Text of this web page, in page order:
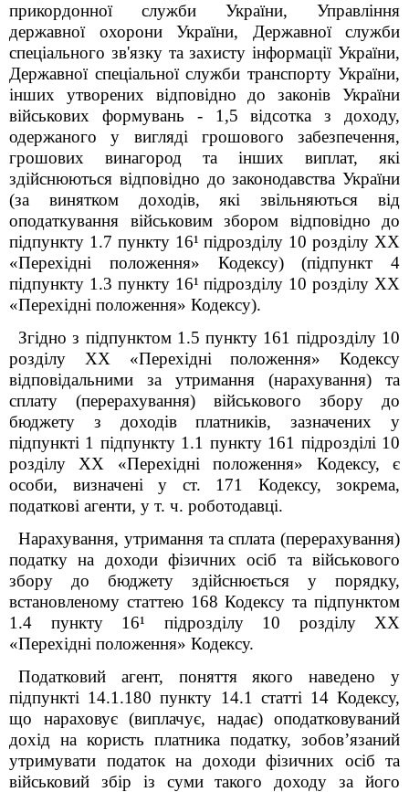
прикордонної служби України, Управління
державної охорони України, Державної служби
спеціального зв'язку та захисту інформації України,
Державної спеціальної служби транспорту України,
інших утворених відповідно до законів України
військових формувань - 1,5 відсотка з доходу,
одержаного у вигляді грошового забезпечення,
грошових винагород та інших виплат, які
здійснюються відповідно до законодавства України
(за винятком доходів, які звільняються від
оподаткування військовим збором відповідно до
підпункту 1.7 пункту 16¹ підрозділу 10 розділу XX
«Перехідні положення» Кодексу) (підпункт 4
підпункту 1.3 пункту 16¹ підрозділу 10 розділу XX
«Перехідні положення» Кодексу).
Згідно з підпунктом 1.5 пункту 161 підрозділу 10
розділу XX «Перехідні положення» Кодексу
відповідальними за утримання (нарахування) та
сплату (перерахування) військового збору до
бюджету з доходів платників, зазначених у
підпункті 1 підпункту 1.1 пункту161 підрозділі 10
розділу XX «Перехідні положення» Кодексу, є
особи, визначені у ст. 171 Кодексу, зокрема,
податкові агенти, у т. ч. роботодавці.
Нарахування, утримання та сплата (перерахування)
податку на доходи фізичних осіб та військового
збору до бюджету здійснюється у порядку,
встановленому статтею 168 Кодексу та підпунктом
1.4 пункту 16¹ підрозділу 10 розділу XX
«Перехідні положення» Кодексу.
Податковий агент, поняття якого наведено у
підпункті 14.1.180 пункту 14.1 статті 14 Кодексу,
що нараховує (виплачує, надає) оподатковуваний
дохід на користь платника податку, зобов’язаний
утримувати податок на доходи фізичних осіб та
військовий збір із суми такого доходу за його